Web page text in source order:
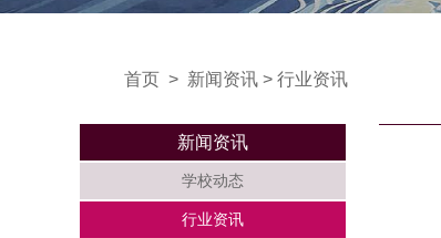
首页 > 新闻资讯 > 行业资讯
新闻资讯
学校动态
行业资讯